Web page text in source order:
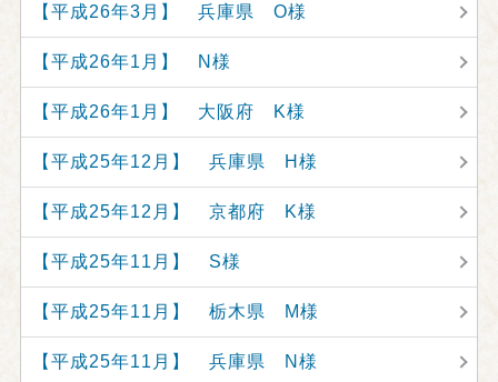
【平成26年3月】 兵庫県 O様
【平成26年1月】 N様
【平成26年1月】 大阪府 K様
【平成25年12月】 兵庫県 H様
【平成25年12月】 京都府 K様
【平成25年11月】 S様
【平成25年11月】 栃木県 M様
【平成25年11月】 兵庫県 N様